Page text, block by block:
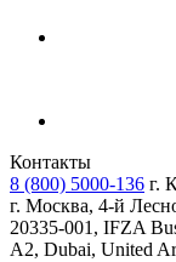
Контакты
8 (800) 5000-136 г.
г. Москва, 4-й
20335-001, IFZA
A2, Dubai, United